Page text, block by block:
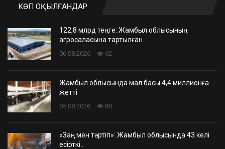
КӨП ОҚЫЛҒАНДАР
122,8 млрд теңге: Жамбыл облысының
агросаласына тартылған…
06.08.2026 62
Жамбыл облысында мал басы 4,4 миллионға
жетті
05.08.2026 80
«Заң мен тәртіп»: Жамбыл облысында 43 келі
есірткі…